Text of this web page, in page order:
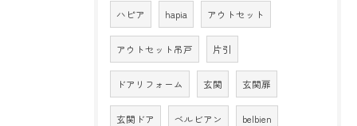
ハピア hapia アウトセット
アウトセット吊戸 片引
ドアリフォーム 玄関 玄関扉
玄関ドア ベルビアン belbien